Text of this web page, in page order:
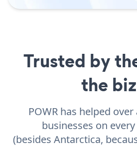
Trusted by
the
POWR has helped
businesses on
(besides Antarctica,